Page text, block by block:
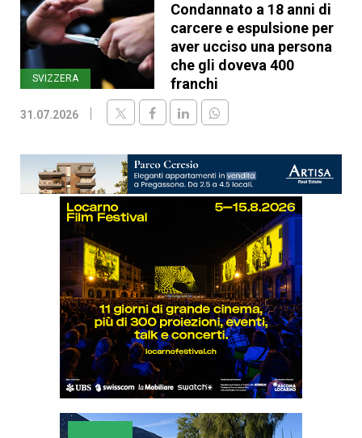
SVIZZERA
Condannato a 18 anni di
carcere e espulsione per
aver ucciso una persona
che gli doveva 400
franchi
31.07.2026